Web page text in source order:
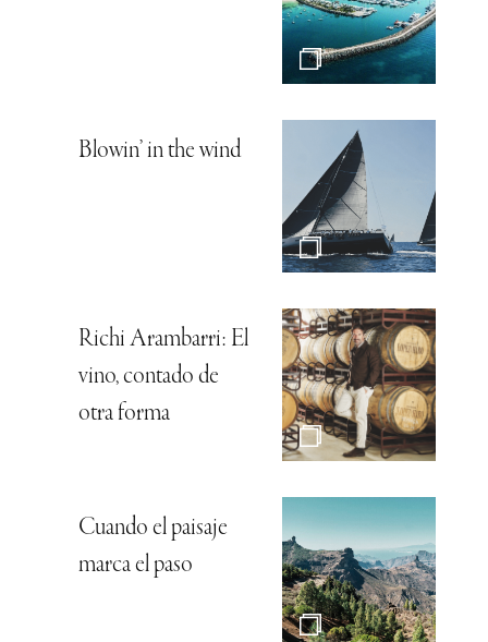
Blowin’ in the wind
Richi Arambarri: El
vino, contado de
otra forma
Cuando el paisaje
marca el paso